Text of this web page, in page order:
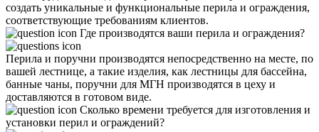
создать уникальные и функциональные перила и ограждения,
соответствующие требованиям клиентов.
Где производятся ваши перила и ограждения?
Перила и поручни производятся непосредственно на месте, по
вашей лестнице, а такие изделия, как лестницы для бассейна,
банные чаны, поручни для МГН производятся в цеху и
доставляются в готовом виде.
Сколько времени требуется для изготовления и
установки перил и ограждений?